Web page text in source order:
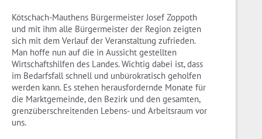
Kötschach-Mauthens Bürgermeister Josef Zoppoth
und mit ihm alle Bürgermeister der Region zeigten
sich mit dem Verlauf der Veranstaltung zufrieden.
Man hoffe nun auf die in Aussicht gestellten
Wirtschaftshilfen des Landes. Wichtig dabei ist, dass
im Bedarfsfall schnell und unbürokratisch geholfen
werden kann. Es stehen herausfordernde Monate für
die Marktgemeinde, den Bezirk und den gesamten,
grenzüberschreitenden Lebens- und Arbeitsraum vor
uns.